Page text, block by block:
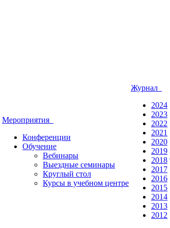
Мероприятия
Конференции
Обучение
Вебинары
Выездные семинары
Круглый стол
Курсы в учебном центре
Журнал
2024
2023
2022
2021
2020
2019
2018
2017
2016
2015
2014
2013
2012